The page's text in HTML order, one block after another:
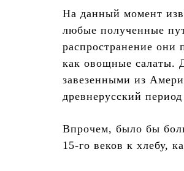
На данный момент
любые полученные
распространение
как овощные салаты.
завезенными из
древнерусский
Впрочем, было бы
15-го веков к хлебу,